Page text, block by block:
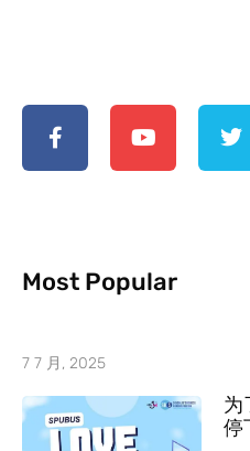
Most Popular
7 7 月, 2025
为
停